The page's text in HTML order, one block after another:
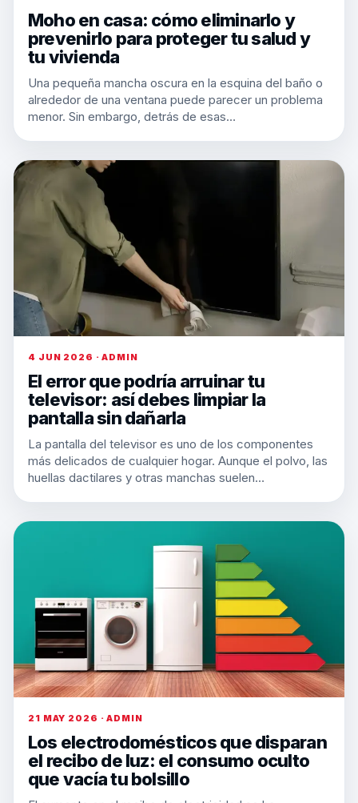
Moho en casa: cómo eliminarlo y
prevenirlo para proteger tu salud y
tu vivienda
Una pequeña mancha oscura en la esquina del baño o
alrededor de una ventana puede parecer un problema
menor. Sin embargo, detrás de esas…
4 JUN 2026 · ADMIN
El error que podría arruinar tu
televisor: así debes limpiar la
pantalla sin dañarla
La pantalla del televisor es uno de los componentes
más delicados de cualquier hogar. Aunque el polvo, las
huellas dactilares y otras manchas suelen…
21 MAY 2026 · ADMIN
Los electrodomésticos que disparan
el recibo de luz: el consumo oculto
que vacía tu bolsillo